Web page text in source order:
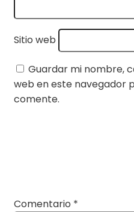
Sitio web
Guardar mi nombre,
web en este navegador
comente.
Comentario *